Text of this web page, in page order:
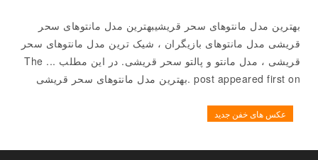
بهترین مدل مانتوهای سحر قریشیبهترین مدل مانتوهای سحر
قریشی مدل مانتوهای بازیگران ، شیک ترین مدل مانتوهای سحر
قریشی ، مدل مانتو و پالتو سحر قریشی. در این مطلب ... The
post appeared first on .بهترین مدل مانتوهای سحر قریشی
عکس های خفن جدید